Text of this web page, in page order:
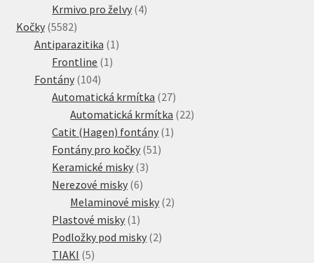
produkty
Krmivo pro želvy 44
Kočky 55825582
produktů
Antiparazitika 1 1
Frontline 1 1
Fontány 104104
produktů
Automatická krmítka 2727
produktů
Automatická krmítka 2222
Catit (Hagen) fontány 1 1
Fontány pro kočky 51 51
Keramické misky 33
Nerezové misky 66
produktů
Melaminové misky 22
Plastové misky 1 1
produkt
Podložky pod misky 22
TIAKI 55